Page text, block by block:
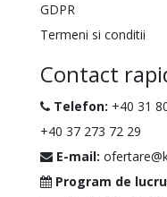
GDPR
Termeni si conditii
Contact
Telefon: +40 31
+40 37 273 72 29
E-mail:
Program de